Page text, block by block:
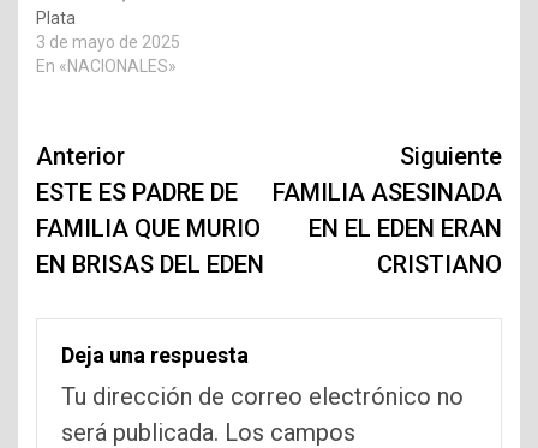
Plata
3 de mayo de 2025
En «NACIONALES»
Navegación
de
entradas
Anterior
ESTE ES PADRE DE
FAMILIA QUE MURIO
EN BRISAS DEL EDEN
Siguiente
FAMILIA ASESINADA
EN EL EDEN ERAN
CRISTIANO
Deja una respuesta
Tu dirección de correo electrónico no
será publicada. Los campos